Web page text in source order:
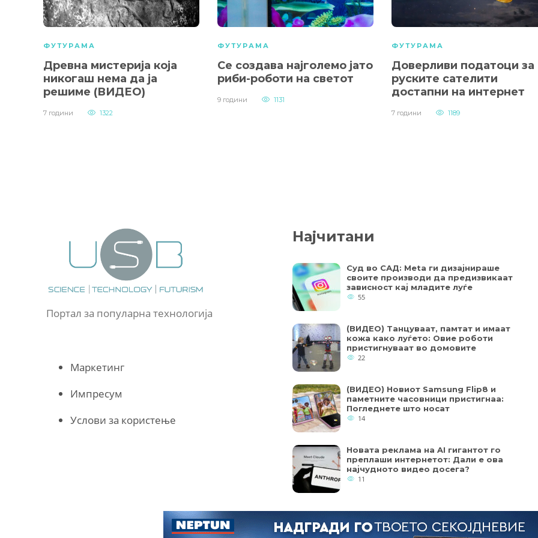
ФУТУРАМА
Древна мистерија која
никогаш нема да ја
решиме (ВИДЕО)
7 години 1322
ФУТУРАМА
Се создава најголемо јато
риби-роботи на светот
9 години 1131
ФУТУРАМА
Доверливи податоци за
руските сателити
достапни на интернет
7 години 1189
Портал за популарна технологија
Маркетинг
Импресум
Услови за користење
Најчитани
Суд во САД: Meta ги дизајнираше
своите производи да предизвикаат
зависност кај младите луѓе
55
(ВИДЕО) Танцуваат, памтат и имаат
кожа како луѓето: Овие роботи
пристигнуваат во домовите
22
(ВИДЕО) Новиот Samsung Flip8 и
паметните часовници пристигнаа:
Погледнете што носат
14
Новата реклама на AI гигантот го
преплаши интернетот: Дали е ова
најчудното видео досега?
11